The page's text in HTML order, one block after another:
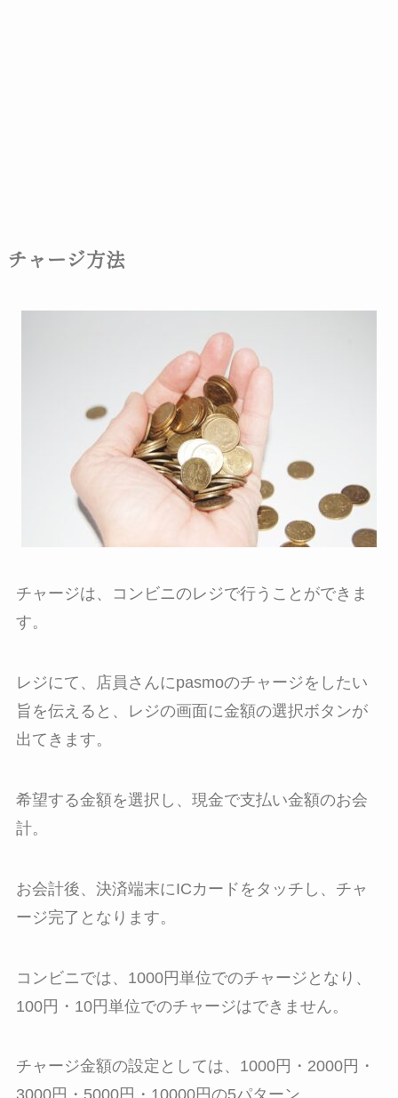
チャージ方法
チャージは、コンビニのレジで行うことができま
す。
レジにて、店員さんにpasmoのチャージをしたい
旨を伝えると、レジの画面に金額の選択ボタンが
出てきます。
希望する金額を選択し、現金で支払い金額のお会
計。
お会計後、決済端末にICカードをタッチし、チャ
ージ完了となります。
コンビニでは、1000円単位でのチャージとなり、
100円・10円単位でのチャージはできません。
チャージ金額の設定としては、1000円・2000円・